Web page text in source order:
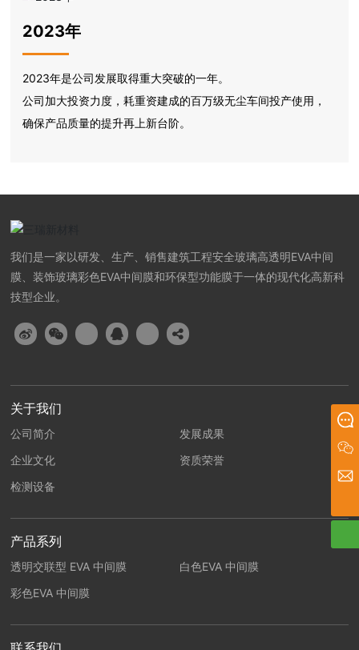
2023年
2023年是公司发展取得重大突破的一年。
公司加大投资力度，耗重资建成的百万级无尘车间投产使用，
确保产品质量的提升再上新台阶。
我们是一家以研发、生产、销售建筑工程安全玻璃高透明EVA中间
膜、装饰玻璃彩色EVA中间膜和环保型功能膜于一体的现代化高新科
技型企业。
关于我们
公司简介
发展成果
企业文化
资质荣誉
检测设备
产品系列
透明交联型 EVA 中间膜
白色EVA 中间膜
彩色EVA 中间膜